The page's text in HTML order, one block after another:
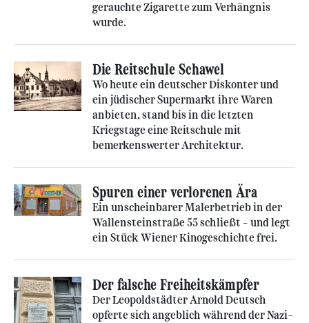
gerauchte Zigarette zum Verhängnis
wurde.
Die Reitschule Schawel
Wo heute ein deutscher Diskonter und
ein jüdischer Supermarkt ihre Waren
anbieten, stand bis in die letzten
Kriegstage eine Reitschule mit
bemerkenswerter Architektur.
Spuren einer verlorenen Ära
Ein unscheinbarer Malerbetrieb in der
Wallensteinstraße 55 schließt – und legt
ein Stück Wiener Kinogeschichte frei.
Der falsche Freiheitskämpfer
Der Leopoldstädter Arnold Deutsch
opferte sich angeblich während der Nazi-